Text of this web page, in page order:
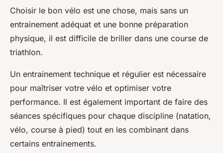
Choisir le bon vélo est une chose, mais sans un
entrainement adéquat et une bonne préparation
physique, il est difficile de briller dans une course de
triathlon.
Un entrainement technique et régulier est nécessaire
pour maîtriser votre vélo et optimiser votre
performance. Il est également important de faire des
séances spécifiques pour chaque discipline (natation,
vélo, course à pied) tout en les combinant dans
certains entrainements.